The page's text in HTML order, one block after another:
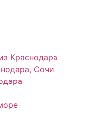
Краснодара
Сочи